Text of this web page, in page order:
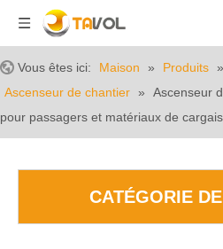
Vous êtes ici: Maison » Produits »
Ascenseur de chantier »
Ascenseur
pour passagers et matériaux de
CATÉGORIE